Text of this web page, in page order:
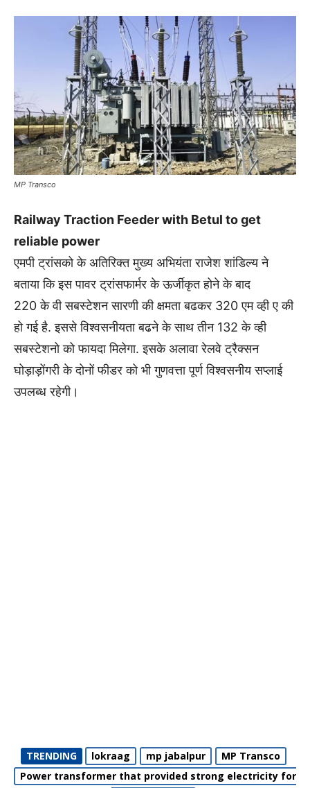
MP Transco
Railway Traction Feeder with Betul to get
reliable power
एमपी ट्रांसको के अतिरिक्त मुख्य अभियंता राजेश शांडिल्य ने
बताया कि इस पावर ट्रांसफार्मर के ऊर्जीकृत होने के बाद
220 के वी सबस्टेशन सारणी की क्षमता बढकर 320 एम व्ही ए की
हो गई है. इससे विश्वसनीयता बढने के साथ तीन 132 के व्ही
सबस्टेशनो को फायदा मिलेगा. इसके अलावा रेलवे ट्रैक्सन
घोड़ाड़ोंगरी के दोनों फीडर को भी गुणवत्ता पूर्ण विश्वसनीय सप्लाई
उपलब्ध रहेगी।
TRENDING lokraag mp jabalpur
MP Transco
Power transformer that provided strong electricity for